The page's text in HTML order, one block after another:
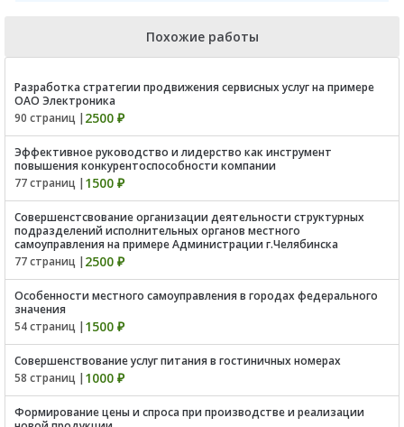
Похожие работы
Разработка стратегии продвижения сервисных услуг на примере
ОАО Электроника
90 страниц | 2500 ₽
Эффективное руководство и лидерство как инструмент
повышения конкурентоспособности компании
77 страниц | 1500 ₽
Совершенстсвование организации деятельности структурных
подразделений исполнительных органов местного
самоуправления на примере Администрации г.Челябинска
77 страниц | 2500 ₽
Особенности местного самоуправления в городах федерального
значения
54 страниц | 1500 ₽
Совершенствование услуг питания в гостиничных номерах
58 страниц | 1000 ₽
Формирование цены и спроса при производстве и реализации